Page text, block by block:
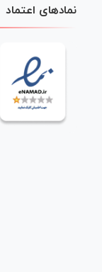
نمادهای اعتماد